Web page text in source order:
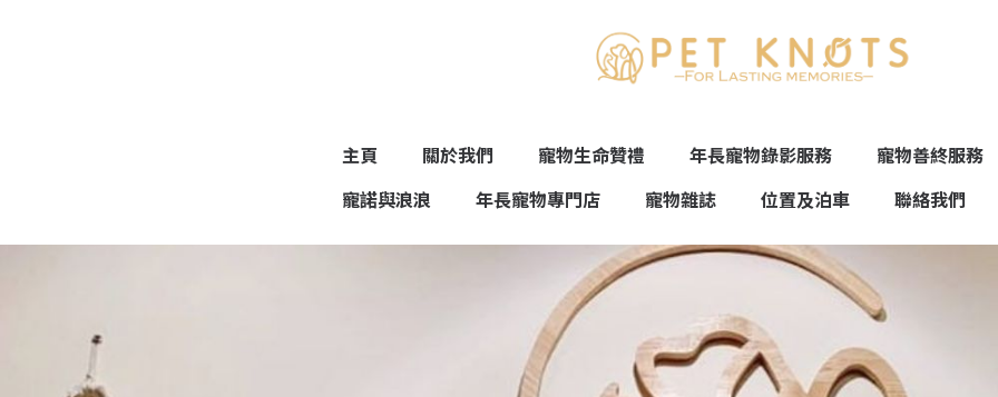
主頁 關於我們 寵物生命贊禮 年長寵物錄影服務 寵物善終服務
寵諾與浪浪 年長寵物專門店 寵物雜誌 位置及泊車 聯絡我們